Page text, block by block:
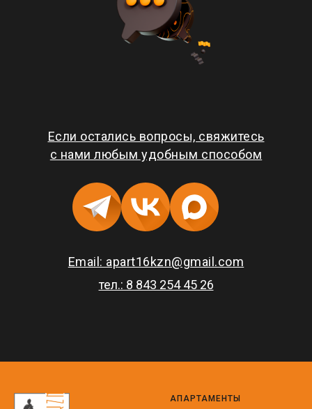
Email: apart16kzn@gmail.com
тел.: 8 843 254 45 26
Если остались вопросы, свяжитесь
с нами любым удобным способом
АПАРТАМЕНТЫ